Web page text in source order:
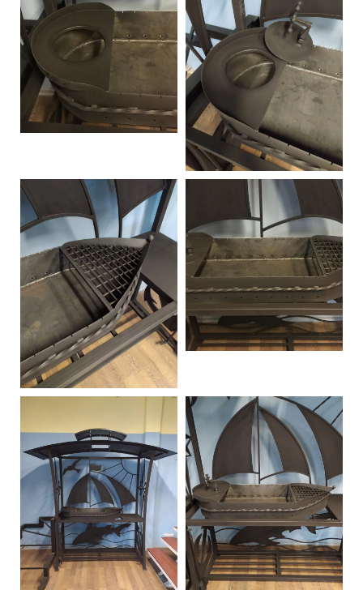
Интерьерные в
Двери
Контакты
Новости
Дизайнерам
Цены на метеллоконструкции и
изделия из металла
+7 (962) 257-27-70
Получить расчет
Оставить заявку